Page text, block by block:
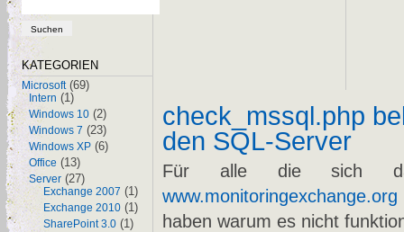
KATEGORIEN
Microsoft(69)
Intern (1)
Windows 10 (2)
Windows 7 (23)
Windows XP (6)
Office (13)
Server (27)
Exchange 2007 (1)
Exchange 2010 (1)
SharePoint 3.0 (1)
check_mssql.php
den SQL-Server
Für alle die sich
www.monitoringexchange.org
haben warum es nicht